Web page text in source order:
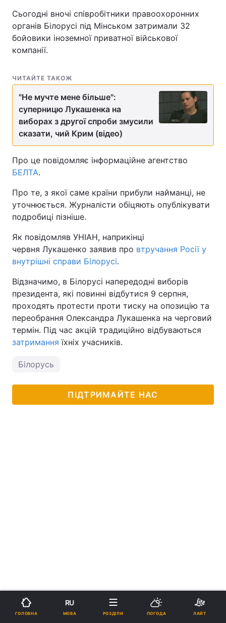
Сьогодні вночі співробітники правоохоронних
органів Білорусі під Мінськом затримали 32
бойовики іноземної приватної військової
компанії.
ЧИТАЙТЕ ТАКОЖ
"Не мучте мене більше":
суперницю Лукашенка на
виборах з другої спроби змусили
сказати, чий Крим (відео)
Про це повідомляє інформаційне агентство
БЕЛТА.
Про те, з якої саме країни прибули найманці, не
уточнюється. Журналісти обіцяють опублікувати
подробиці пізніше.
Як повідомляв УНІАН, наприкінці
червня Лукашенко заявив про втручання Росії у
внутрішні справи Білорусі.
Відзначимо, в Білорусі напередодні виборів
президента, які повинні відбутися 9 серпня,
проходять протести проти тиску на опозицію та
переобрання Олександра Лукашенка на черговий
термін. Під час акцій традиційно відбуваються
затримання їхніх учасників.
Білорусь
ПІДТРИМАЙТЕ НАС
ГОЛОВНА
RU
МОВА РОЗДІЛИ ПОГОДА ЛАЙТ